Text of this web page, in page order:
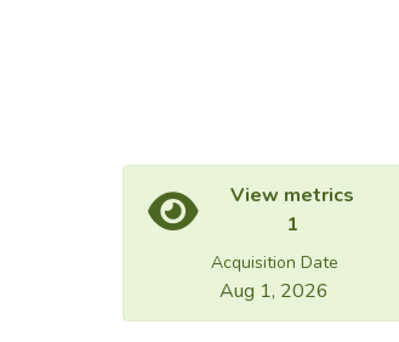
View metrics
1
Acquisition Date
Aug 1, 2026